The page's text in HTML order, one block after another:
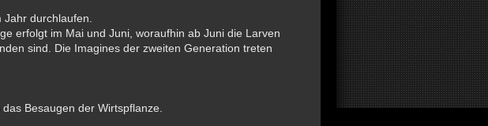
durchlaufen.
erfolgt im Mai und Juni, woraufhin ab Juni die Larven
sind. Die Imagines der zweiten Generation treten
Besaugen der Wirtspflanze.